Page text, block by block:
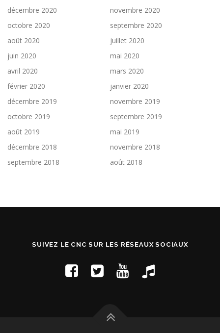
décembre 2020
novembre 2020
octobre 2020
septembre 2020
août 2020
juillet 2020
juin 2020
mai 2020
avril 2020
mars 2020
février 2020
janvier 2020
décembre 2019
novembre 2019
octobre 2019
septembre 2019
août 2019
mai 2019
décembre 2018
novembre 2018
septembre 2018
août 2018
SUIVEZ LE CNC SUR LES RÉSEAUX SOCIAUX